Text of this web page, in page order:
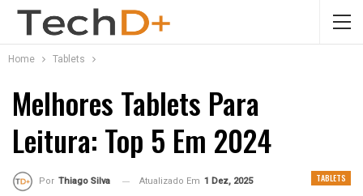
Home Tablets
Melhores Tablets Para
Leitura: Top 5 Em 2024
TABLETS
Por Thiago Silva Atualizado Em 1 Dez, 2025